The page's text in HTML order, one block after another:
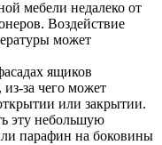
мебели недалеко от
Воздействие
может
ящиков
за чего может
или закрытии.
эту небольшую
парафин на боковины